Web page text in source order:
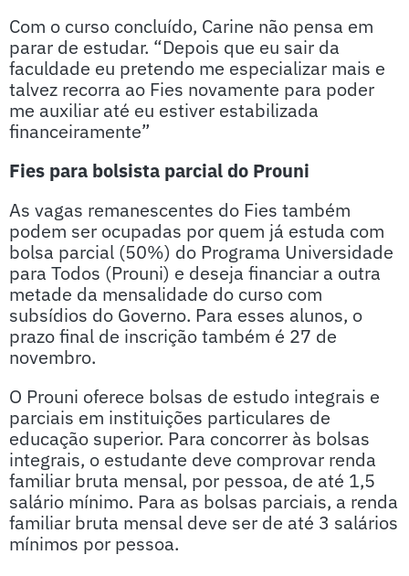
Com o curso concluído, Carine não pensa em
parar de estudar. “Depois que eu sair da
faculdade eu pretendo me especializar mais e
talvez recorra ao Fies novamente para poder
me auxiliar até eu estiver estabilizada
financeiramente”
Fies para bolsista parcial do Prouni
As vagas remanescentes do Fies também
podem ser ocupadas por quem já estuda com
bolsa parcial (50%) do Programa Universidade
para Todos (Prouni) e deseja financiar a outra
metade da mensalidade do curso com
subsídios do Governo. Para esses alunos, o
prazo final de inscrição também é 27 de
novembro.
O Prouni oferece bolsas de estudo integrais e
parciais em instituições particulares de
educação superior. Para concorrer às bolsas
integrais, o estudante deve comprovar renda
familiar bruta mensal, por pessoa, de até 1,5
salário mínimo. Para as bolsas parciais, a renda
familiar bruta mensal deve ser de até 3 salários
mínimos por pessoa.